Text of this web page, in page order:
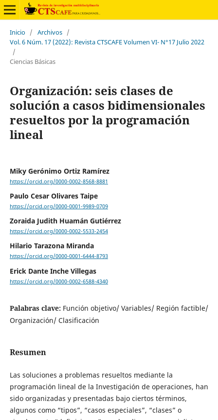
Inicio / Archivos /
Vol. 6 Núm. 17 (2022): Revista CTSCAFE Volumen VI- N°17 Julio 2022
/
Ciencias Básicas
Organización: seis clases de
solución a casos bidimensionales
resueltos por la programación
lineal
Miky Gerónimo Ortiz Ramírez
https://orcid.org/0000-0002-8568-8881
Paulo Cesar Olivares Taipe
https://orcid.org/0000-0001-9989-0709
Zoraida Judith Huamán Gutiérrez
https://orcid.org/0000-0002-5533-2454
Hilario Tarazona Miranda
https://orcid.org/0000-0001-6444-8793
Erick Dante Inche Villegas
https://orcid.org/0000-0002-6588-4340
Palabras clave: Función objetivo/ Variables/ Región factible/
Organización/ Clasificación
Resumen
Las soluciones a problemas resueltos mediante la
programación lineal de la Investigación de operaciones, han
sido organizadas y presentadas bajo ciertos términos,
algunos como “tipos”, “casos especiales”, “clases” o